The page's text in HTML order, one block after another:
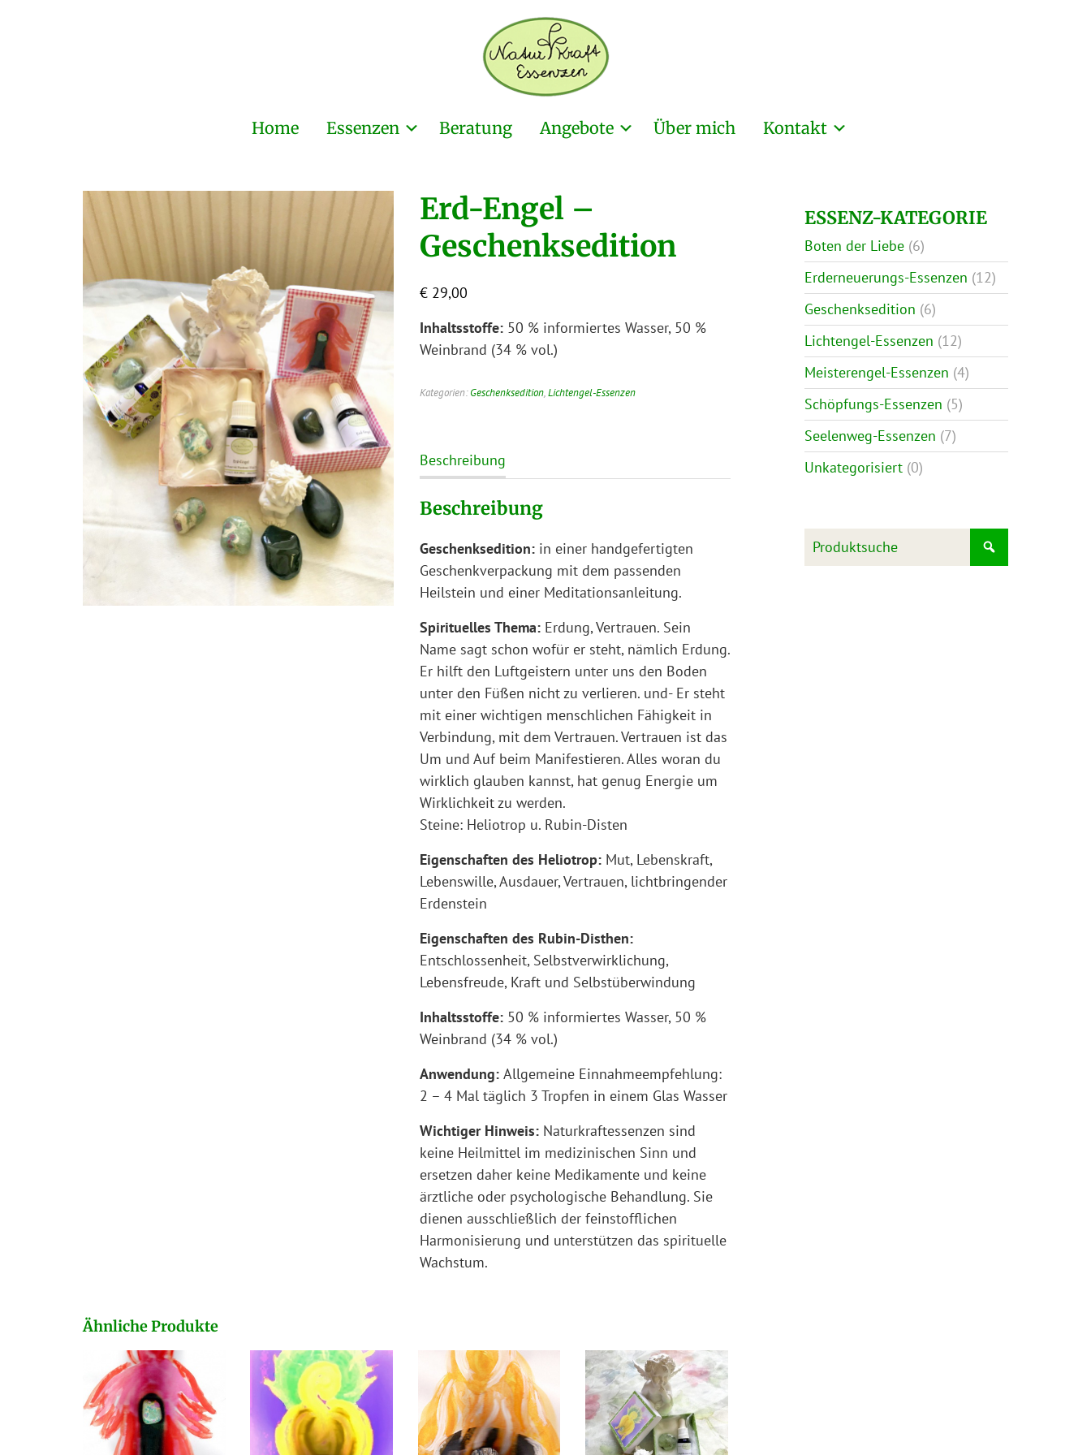
Home Essenzen Beratung Angebote Über mich Kontakt
Erd-Engel –
Geschenksedition
€29,00
Inhaltsstoffe:50 % informiertes Wasser, 50 %
Weinbrand (34 % vol.)
Kategorien:Geschenksedition,Lichtengel-Essenzen
Beschreibung
Beschreibung
Geschenksedition:in einer handgefertigten
Geschenkverpackung mit dem passenden
Heilstein und einer Meditationsanleitung.
Spirituelles Thema:Erdung, Vertrauen. Sein
Name sagt schon wofür er steht, nämlich Erdung.
Er hilft den Luftgeistern unter uns den Boden
unter den Füßen nicht zu verlieren. und- Er steht
mit einer wichtigen menschlichen Fähigkeit in
Verbindung, mit dem Vertrauen. Vertrauen ist das
Um und Auf beim Manifestieren. Alles woran du
wirklich glauben kannst, hat genug Energie um
Wirklichkeit zu werden.
Steine: Heliotrop u. Rubin-Disten
Eigenschaften des Heliotrop:Mut, Lebenskraft,
Lebenswille, Ausdauer, Vertrauen, lichtbringender
Erdenstein
Eigenschaften des Rubin-Disthen:
Entschlossenheit, Selbstverwirklichung,
Lebensfreude, Kraft und Selbstüberwindung
Inhaltsstoffe:50 % informiertes Wasser, 50 %
Weinbrand (34 % vol.)
Anwendung: Allgemeine Einnahmeempfehlung:
2 – 4 Mal täglich 3 Tropfen in einem Glas Wasser
Wichtiger Hinweis: Naturkraftessenzen sind
keine Heilmittel im medizinischen Sinn und
ersetzen daher keine Medikamente und keine
ärztliche oder psychologische Behandlung. Sie
dienen ausschließlich der feinstofflichen
Harmonisierung und unterstützen das spirituelle
Wachstum.
Ähnliche Produkte
ESSENZ-KATEGORIE
Boten der Liebe (6)
Erderneuerungs-Essenzen (12)
Geschenksedition (6)
Lichtengel-Essenzen (12)
Meisterengel-Essenzen (4)
Schöpfungs-Essenzen (5)
Seelenweg-Essenzen (7)
Unkategorisiert (0)